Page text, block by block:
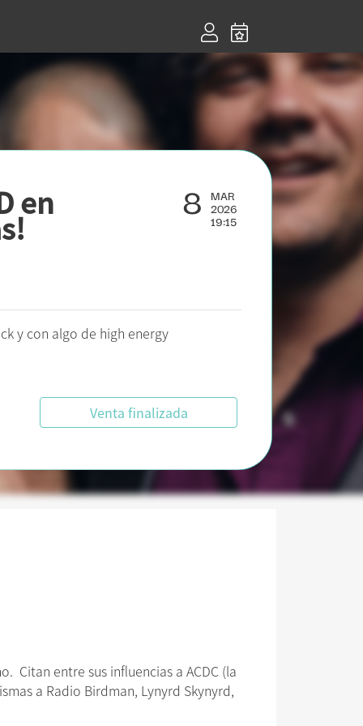
en 8 MAR
2026
19:15
y con algo de high energy
Venta finalizada
Citan entre sus influencias a ACDC (la
a Radio Birdman, Lynyrd Skynyrd,